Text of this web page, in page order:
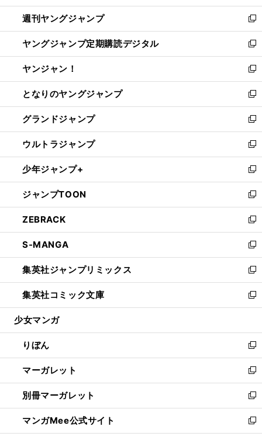
開
く
ウ
で
開
く
ン
ド
ウ
で
開
く
ウ
ィ
ン
ド
ウ
で
開
く
週刊ヤングジャンプ
新
し
い
ウ
ィ
ン
ド
ウ
で
開
く
ヤングジャンプ定期購読デジタル
新
し
い
ウ
ィ
ン
ド
ウ
で
開
く
ヤンジャン！
新
し
い
ウ
ィ
ン
ド
ウ
で
開
く
となりのヤングジャンプ
新
し
い
ウ
ィ
ン
ド
ウ
で
開
く
グランドジャンプ
新
し
い
ウ
ィ
ン
ド
ウ
で
開
く
ウルトラジャンプ
新
し
い
ウ
ィ
ン
ド
ウ
で
開
く
少年ジャンプ+
新
し
い
ウ
ィ
ン
ド
ウ
で
開
く
ジャンプTOON
新
し
い
ウ
ィ
ン
ド
ウ
で
開
ZEBRACK
新
し
い
ウ
ィ
ン
ド
ウ
開
く
S-MANGA
新
し
い
ウ
ィ
ン
ウ
で
開
く
集英社ジャンプリミックス
新
し
い
ウ
ン
ド
ウ
で
開
く
集英社コミック文庫
新
し
ウ
ィ
ン
ド
ウ
で
開
く
少女マンガ
りぼん
新
し
い
ウ
ィ
ン
ド
ウ
マーガレット
新
し
い
ウ
ィ
ン
別冊マーガレット
新
し
い
ウ
マンガMee公式サイト
新
し